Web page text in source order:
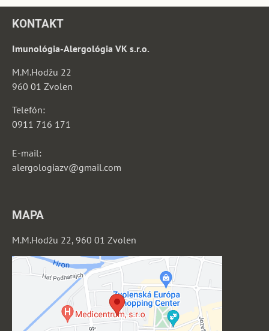
KONTAKT
Imunológia-Alergológia VK s.r.o.
M.M.Hodžu 22
960 01 Zvolen
Telefón:
0911 716 171
E-mail:
alergologiazv@gmail.com
MAPA
M.M.Hodžu 22, 960 01 Zvolen